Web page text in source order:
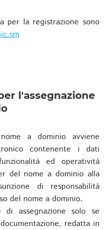
per la registrazione sono
l'assegnazione
a dominio avviene
contenente i dati
ed operatività
del nome a dominio alla
di responsabilità
del nome a dominio.
assegnazione solo se
redatta in